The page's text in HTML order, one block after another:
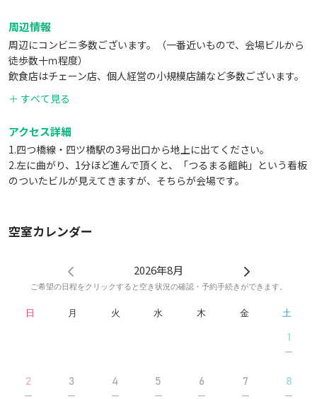
周辺情報
周辺にコンビニ多数ございます。（一番近いもので、会場ビルから
徒歩数十ｍ程度）
飲食店はチェーン店、個人経営の小規模店舗など多数ございます。
スーパーは、イオンフードスタイル四ツ橋店まで徒歩1分程度。
専用駐車場はございませんので、近隣のコインパーキングをご利用
＋ すべて見る
アクセス詳細
1.四つ橋線・四ツ橋駅の3号出口から地上に出てください。
2.左に曲がり、1分ほど進んで頂くと、「つるまる饂飩」という看板
のついたビルが見えてきますが、そちらが会場です。
空室カレンダー
2026年8月
ご希望の日程をクリックすると空き状況の確認・予約手続きができます。
日 月 火 水 木 金 土
1
2 3 4 5 6 7 8